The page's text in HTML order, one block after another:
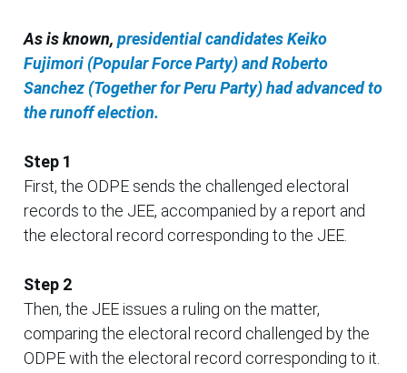
As is known, presidential candidates Keiko
Fujimori (Popular Force Party) and Roberto
Sanchez (Together for Peru Party) had advanced to
the runoff election.
Step 1
First, the ODPE sends the challenged electoral
records to the JEE, accompanied by a report and
the electoral record corresponding to the JEE.
Step 2
Then, the JEE issues a ruling on the matter,
comparing the electoral record challenged by the
ODPE with the electoral record corresponding to it.